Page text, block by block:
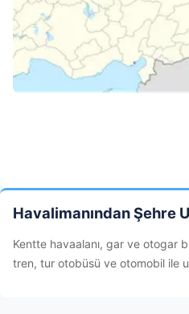
Havalimanından Şehre
Kentte havaalanı, gar ve otogar
tren, tur otobüsü ve otomobil ile